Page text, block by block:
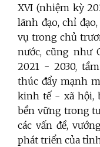
XVI (nhiệm kỳ
lãnh đạo, chỉ
vụ trong chủ
nước, cũng như
2021 - 2030,
thúc đẩy mạnh
kinh tế - xã hội,
bền vững trong
các vấn đề,
phát triển của